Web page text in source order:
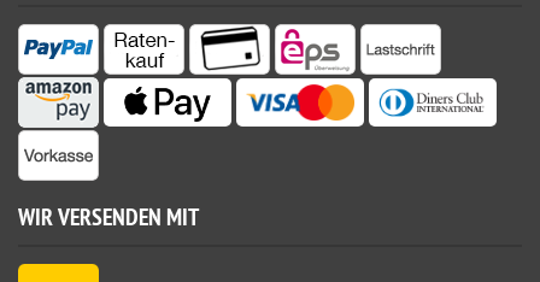
WIR VERSENDEN MIT